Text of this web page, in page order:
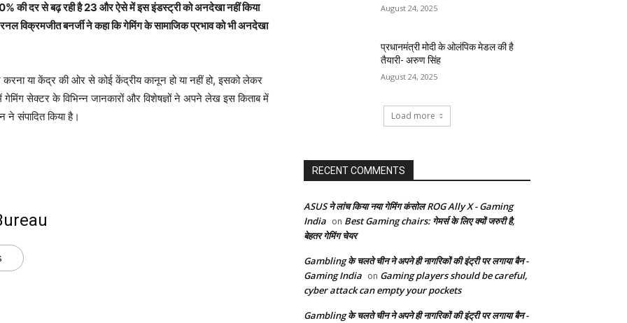
की दर से बढ़ रही है 23 और ऐसे में इस इंडस्ट्री को अनदेखा नहीं किया
विक्रमजीत बनर्जी ने कहा कि गेमिंग के सामाजिक प्रभाव को भी अनदेखा
या केंद्र की ओर से कोई केंद्रीय कानून हो या नहीं हो, इसको लेकर
सेक्टर के विभिन्न जानकारों और विशेषज्ञों ने अपने लेख इस किताब में
ने संपादित किया है।
August 24, 2025
प्रधानमंत्री मोदी के ओलंपिक मेडल की है
तैयारी- अरुण सिंह
August 24, 2025
Load more
RECENT COMMENTS
ASUS ने लांच किया नया गेमिंग कंसोल ROG Ally X - Gaming
India on Best Gaming chairs: गेमर्स के लिए क्यों जरुरी है,
बेहतर गेमिंग चेयर
Gambling के चलते चीन ने अपने ही नागरिकों की इंट्री पर लगाया बैन -
Gaming India on Gaming players should be careful,
cyber attack can empty your pockets
Gambling के चलते चीन ने अपने ही नागरिकों की इंट्री पर लगाया बैन -